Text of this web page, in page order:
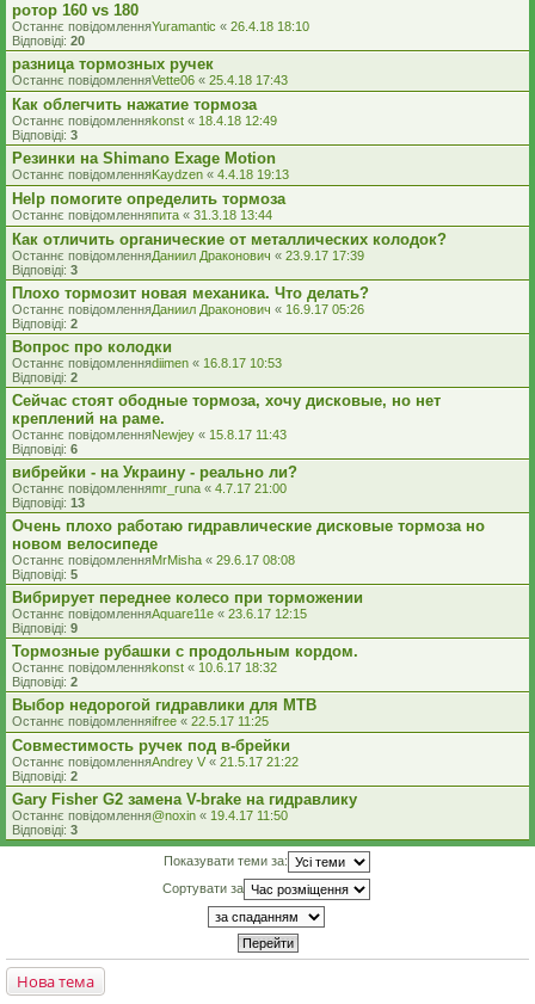
ротор 160 vs 180
Останнє повідомленняYuramantic « 26.4.18 18:10
Відповіді: 20
разница тормозных ручек
Останнє повідомленняVette06 « 25.4.18 17:43
Как облегчить нажатие тормоза
Останнє повідомленняkonst « 18.4.18 12:49
Відповіді: 3
Резинки на Shimano Exage Motion
Останнє повідомленняKaydzen « 4.4.18 19:13
Help помогите определить тормоза
Останнє повідомленняпита « 31.3.18 13:44
Как отличить органические от металлических колодок?
Останнє повідомленняДаниил Драконович « 23.9.17 17:39
Відповіді: 3
Плохо тормозит новая механика. Что делать?
Останнє повідомленняДаниил Драконович « 16.9.17 05:26
Відповіді: 2
Вопрос про колодки
Останнє повідомленняdiimen « 16.8.17 10:53
Відповіді: 2
Сейчас стоят ободные тормоза, хочу дисковые, но нет
креплений на раме.
Останнє повідомленняNewjey « 15.8.17 11:43
Відповіді: 6
вибрейки - на Украину - реально ли?
Останнє повідомленняmr_runa « 4.7.17 21:00
Відповіді: 13
Очень плохо работаю гидравлические дисковые тормоза но
новом велосипеде
Останнє повідомленняMrMisha « 29.6.17 08:08
Відповіді: 5
Вибрирует переднее колесо при торможении
Останнє повідомленняAquare11e « 23.6.17 12:15
Відповіді: 9
Тормозные рубашки с продольным кордом.
Останнє повідомленняkonst « 10.6.17 18:32
Відповіді: 2
Выбор недорогой гидравлики для MTB
Останнє повідомленняifree « 22.5.17 11:25
Совместимость ручек под в-брейки
Останнє повідомленняAndrey V « 21.5.17 21:22
Відповіді: 2
Gary Fisher G2 замена V-brake на гидравлику
Останнє повідомлення@noxin « 19.4.17 11:50
Відповіді: 3
Показувати теми за:
Сортувати за
Нова тема